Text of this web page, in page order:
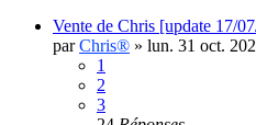
Vente de Chris [update 17/
parChris® » lun. 31 oct.
1
2
3